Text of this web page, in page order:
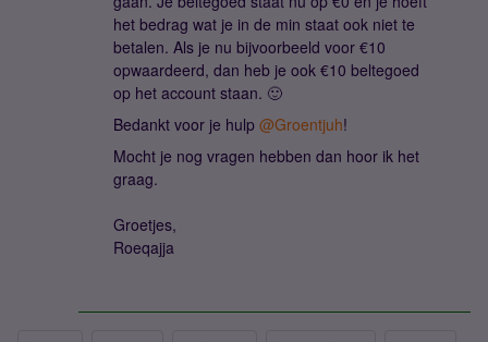
het bedrag wat je in de min staat ook niet te
betalen. Als je nu bijvoorbeeld voor €10
opwaardeerd, dan heb je ook €10 beltegoed
op het account staan. 🙂
Bedankt voor je hulp @Groentjuh!
Mocht je nog vragen hebben dan hoor ik het
graag.
Groetjes,
Roeqajja